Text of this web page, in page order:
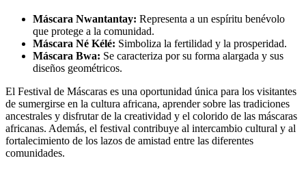
Máscara Nwantantay: Representa a un espíritu benévolo
que protege a la comunidad.
Máscara Né Kélé: Simboliza la fertilidad y la prosperidad.
Máscara Bwa: Se caracteriza por su forma alargada y sus
diseños geométricos.
El Festival de Máscaras es una oportunidad única para los visitantes
de sumergirse en la cultura africana, aprender sobre las tradiciones
ancestrales y disfrutar de la creatividad y el colorido de las máscaras
africanas. Además, el festival contribuye al intercambio cultural y al
fortalecimiento de los lazos de amistad entre las diferentes
comunidades.